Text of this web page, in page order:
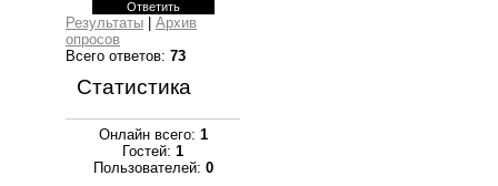
Результаты
Архив
опросов
Всего ответов: 73
Статистика
Онлайн всего: 1
Гостей: 1
Пользователей: 0